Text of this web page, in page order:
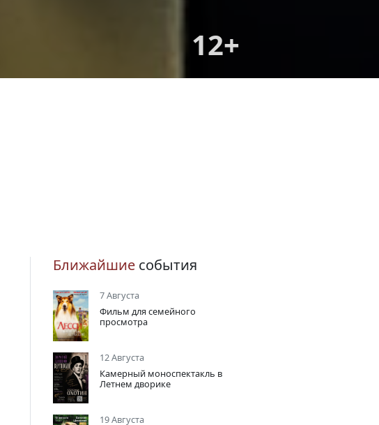
12+
Ближайшие события
7 Августа
Фильм для семейного
просмотра
12 Августа
Камерный моноспектакль в
Летнем дворике
19 Августа